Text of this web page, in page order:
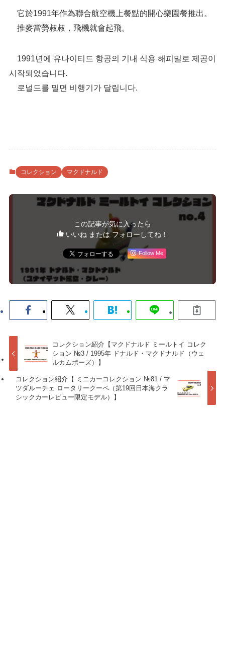
它於1991年作為聯合航空機上餐點的開心樂園餐推出。
推麥當勞叔叔，飛機就會起飛。
1991년에 유나이티드 항공의 기내 식용 해피밀로 제공이
시작되었습니다.
로널드를 밀면 비행기가 달립니다.
コレクション マクドナルド
この記事が気に入ったら
いいね または フォローしてね！
Follow Me
コレクション紹介【マクドナルド ミールトイ コレク
ション №3 / 1995年 ドナルド・マクドナルド（ウェ
ルカムポーズ）】
コレクション紹介【 ミニカーコレクション №81 / マ
ツダルーチェ ロータリークーペ（第19回日本海クラ
シックカーレビュー限定モデル）】